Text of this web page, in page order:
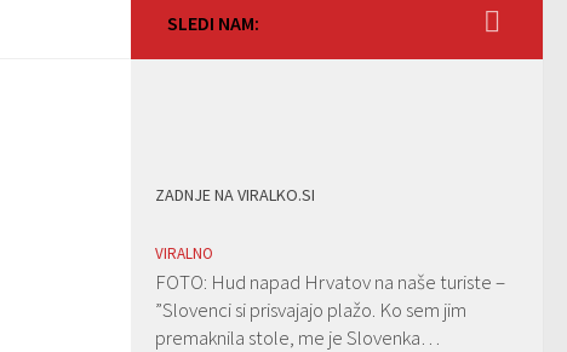
SLEDI NAM:
ZADNJE NA VIRALKO.SI
VIRALNO
FOTO: Hud napad Hrvatov na naše turiste –
”Slovenci si prisvajajo plažo. Ko sem jim
premaknila stole, me je Slovenka…